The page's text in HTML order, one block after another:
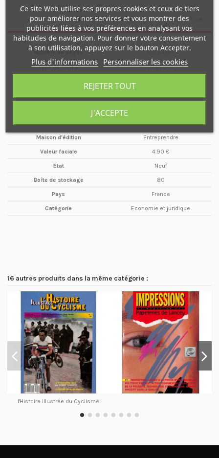
Détails du produit
Nombre de pages 100 pages
Type de média Magazine
Périodicité Bimestriel
Maison d'édition Entreprendre
Valeur faciale 4.90 €
Etat Neuf
Boîte de stockage 80
Pays France
Catégorie Economie et juridique
16 autres produits dans la même catégorie :
l'Histoire Illustrée du Cyclisme
Ce site Web utilise ses propres cookies et ceux de tiers
pour améliorer nos services et vous montrer des
publicités liées à vos préférences en analysant vos
habitudes de navigation. Pour donner votre consentement
à son utilisation, appuyez sur le bouton Accepter.
Plus d'informations Personnaliser les cookies
REJETER TOUT
J'ACCEPTE